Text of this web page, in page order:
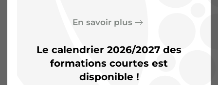
En savoir plus
Le calendrier 2026/2027 des
formations courtes est
disponible !